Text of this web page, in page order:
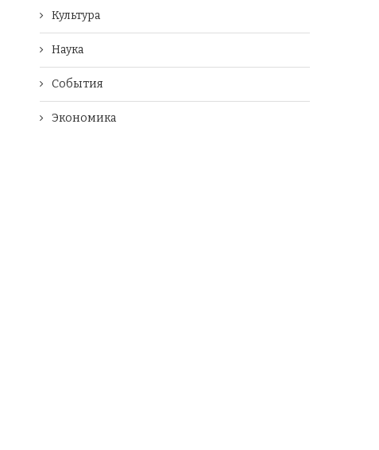
Культура
Наука
События
Экономика